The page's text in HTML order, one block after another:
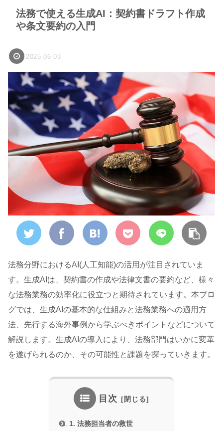
法務で使える生成AI：契約書ドラフト作成
や条文要約の入門
2025.06.03
法務分野におけるAI(人工知能)の活用が注目されていま
す。生成AIは、契約書の作成や法律文書の要約など、様々
な法務業務の効率化に役立つと期待されています。本ブロ
グでは、生成AIの基本的な仕組みと法務業務への適用方
法、先行する海外事例から学ぶべきポイントなどについて
解説します。生成AIの導入により、法務部門はいかに変革
を遂げられるのか、その可能性と課題を探っていきます。
目次
1. 法務担当者の救世